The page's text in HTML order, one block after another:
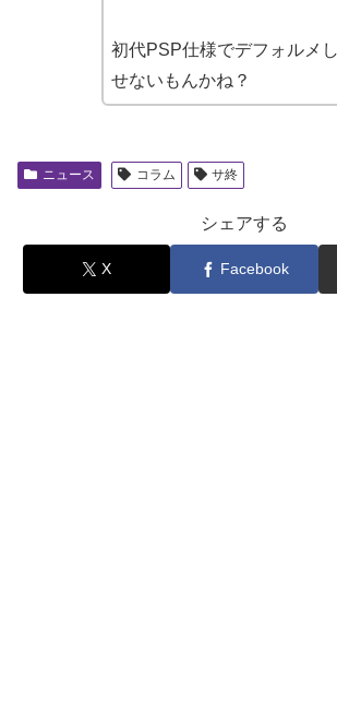
初代PSP仕様でデフォルメ
せないもんかね？
ニュース コラム サ終
シェアする
X Facebook